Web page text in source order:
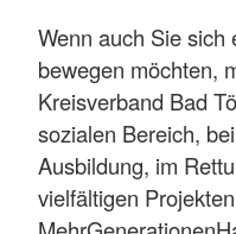
Wenn auch Sie sich
bewegen möchten,
Kreisverband Bad
sozialen Bereich,
Ausbildung, im
vielfältigen